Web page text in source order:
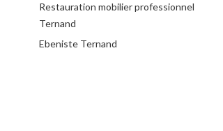
Restauration mobilier professionnel
Ternand
Ebeniste Ternand